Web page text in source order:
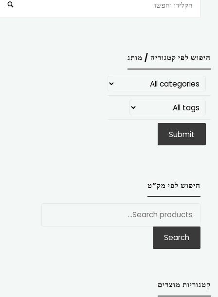
חיפוש לפי קטגוריה / מותג
חיפוש לפי מק”ט
Search
קטגוריות מוצרים